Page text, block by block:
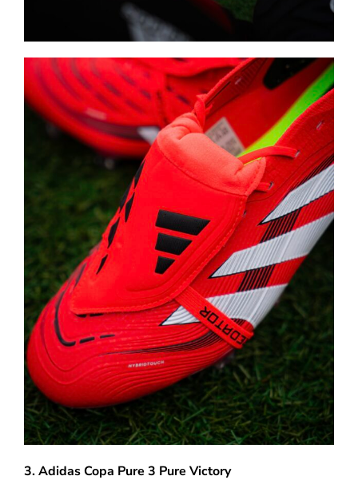
3.Adidas Copa Pure 3 Pure Victory